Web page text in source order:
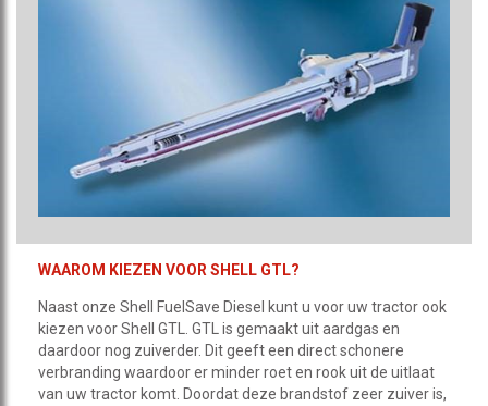
WAAROM KIEZEN VOOR SHELL GTL?
Naast onze Shell FuelSave Diesel kunt u voor uw tractor ook
kiezen voor Shell GTL. GTL is gemaakt uit aardgas en
daardoor nog zuiverder. Dit geeft een direct schonere
verbranding waardoor er minder roet en rook uit de uitlaat
van uw tractor komt. Doordat deze brandstof zeer zuiver is,